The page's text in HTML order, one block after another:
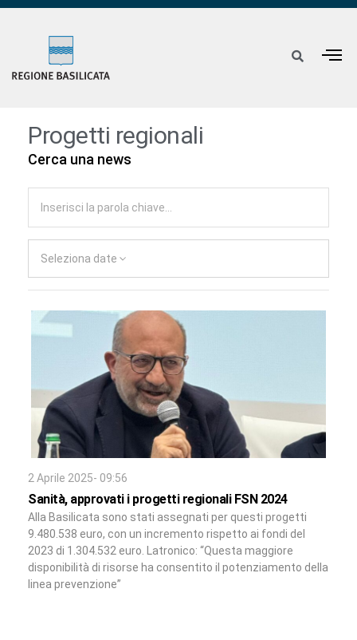
Progetti regionali
Cerca una news
Seleziona date
2 Aprile 2025- 09:56
Sanità, approvati i progetti regionali FSN 2024
Alla Basilicata sono stati assegnati per questi progetti
9.480.538 euro, con un incremento rispetto ai fondi del
2023 di 1.304.532 euro. Latronico: “Questa maggiore
disponibilità di risorse ha consentito il potenziamento della
linea prevenzione”